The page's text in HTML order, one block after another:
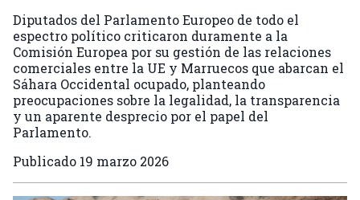
Diputados del Parlamento Europeo de todo el
espectro político criticaron duramente a la
Comisión Europea por su gestión de las relaciones
comerciales entre la UE y Marruecos que abarcan el
Sáhara Occidental ocupado, planteando
preocupaciones sobre la legalidad, la transparencia
y un aparente desprecio por el papel del
Parlamento.
Publicado 19 marzo 2026